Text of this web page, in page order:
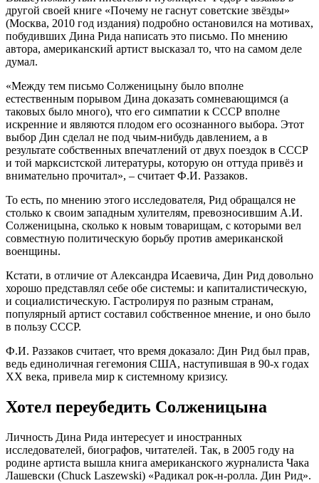
другой своей книге «Почему не гаснут советские звёзды»
(Москва, 2010 год издания) подробно остановился на мотивах,
побудивших Дина Рида написать это письмо. По мнению
автора, американский артист высказал то, что на самом деле
думал.
«Между тем письмо Солженицыну было вполне
естественным порывом Дина доказать сомневающимся (а
таковых было много), что его симпатии к СССР вполне
искренние и являются плодом его осознанного выбора. Этот
выбор Дин сделал не под чьим-нибудь давлением, а в
результате собственных впечатлений от двух поездок в СССР
и той марксистской литературы, которую он оттуда привёз и
внимательно прочитал», – считает Ф.И. Раззаков.
То есть, по мнению этого исследователя, Рид обращался не
столько к своим западным хулителям, превозносившим А.И.
Солженицына, сколько к новым товарищам, с которыми вел
совместную политическую борьбу против американской
военщины.
Кстати, в отличие от Александра Исаевича, Дин Рид довольно
хорошо представлял себе обе системы: и капиталистическую,
и социалистическую. Гастролируя по разным странам,
популярный артист составил собственное мнение, и оно было
в пользу СССР.
Ф.И. Раззаков считает, что время доказало: Дин Рид был прав,
ведь единоличная гегемония США, наступившая в 90-х годах
ХХ века, привела мир к системному кризису.
Хотел переубедить Солженицына
Личность Дина Рида интересует и иностранных
исследователей, биографов, читателей. Так, в 2005 году на
родине артиста вышла книга американского журналиста Чака
Лашевски (Chuck Laszewski) «Радикал рок-н-ролла. Дин Рид».